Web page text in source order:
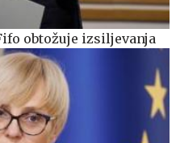
obtožuje izsiljevanja